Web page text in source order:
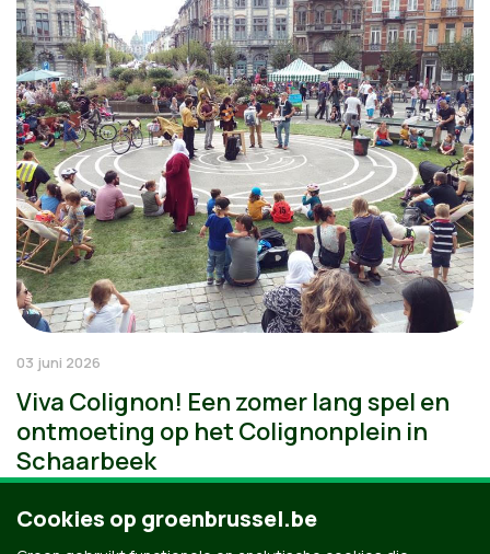
03 juni 2026
Viva Colignon! Een zomer lang spel en
ontmoeting op het Colignonplein in
Schaarbeek
Cookies op groenbrussel.be